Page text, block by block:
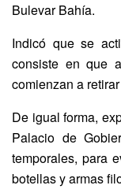
Bulevar Bahía.
Indicó que se
consiste en que
comienzan a
De igual forma,
Palacio de
temporales, para
botellas y armas